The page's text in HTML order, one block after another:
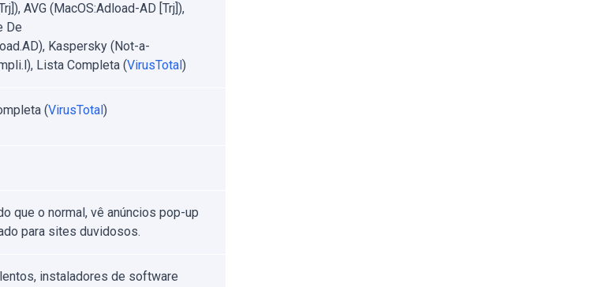
AVG (MacOS:Adload-AD [Trj]),
De
Kaspersky (Not-a-
Lista Completa (VirusTotal)
(VirusTotal)
que o normal, vê anúncios pop-up
para sites duvidosos.
instaladores de software